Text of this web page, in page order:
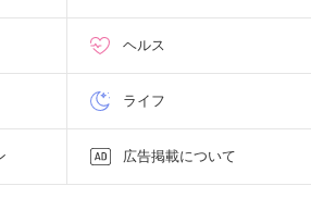
ヘルス
ライフ
広告掲載について